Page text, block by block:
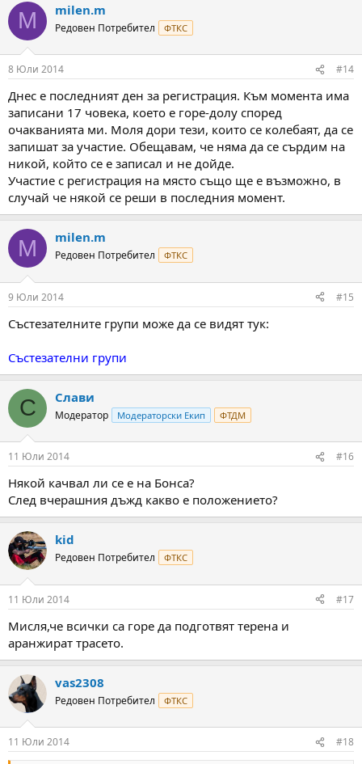
M milen.m
Редовен Потребител ФТКС
8 Юли 2014 #14
Днес е последният ден за регистрация. Към момента има
записани 17 човека, което е горе-долу според
очакванията ми. Моля дори тези, които се колебаят, да се
запишат за участие. Обещавам, че няма да се сърдим на
никой, който се е записал и не дойде.
Участие с регистрация на място също ще е възможно, в
случай че някой се реши в последния момент.
M milen.m
Редовен Потребител ФТКС
9 Юли 2014 #15
Състезателните групи може да се видят тук:
Състезателни групи
С Слави
Модератор Модераторски Екип ФТДМ
11 Юли 2014 #16
Някой качвал ли се е на Бонса?
След вчерашния дъжд какво е положението?
kid
Редовен Потребител ФТКС
11 Юли 2014 #17
Мисля,че всички са горе да подготвят терена и
аранжират трасето.
vas2308
Редовен Потребител ФТКС
11 Юли 2014 #18